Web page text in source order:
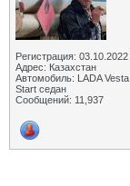
Регистрация: 03.10.2022
Адрес: Казахстан
Автомобиль: LADA
Start седан
Сообщений: 11,937